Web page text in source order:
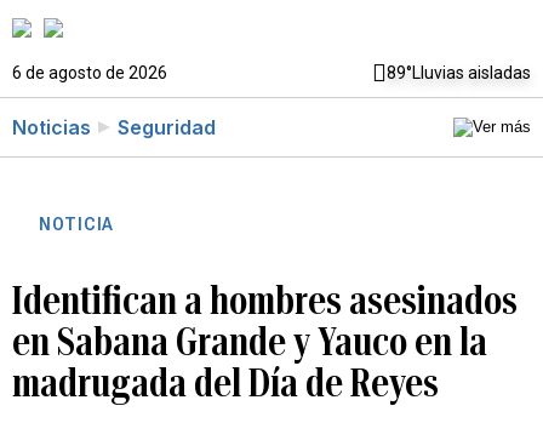
6 de agosto de 2026 89°Lluvias aisladas
Noticias Seguridad
NOTICIA
Identifican a hombres asesinados
en Sabana Grande y Yauco en la
madrugada del Día de Reyes